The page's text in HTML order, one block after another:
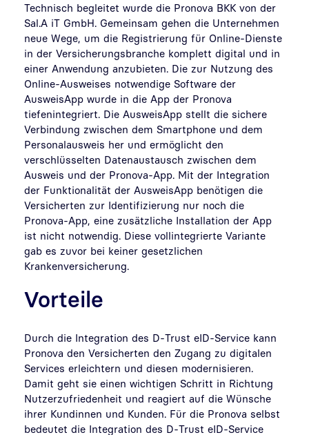
Technisch begleitet wurde die Pronova BKK von der
Sal.A iT GmbH. Gemeinsam gehen die Unternehmen
neue Wege, um die Registrierung für Online-Dienste
in der Versicherungsbranche komplett digital und in
einer Anwendung anzubieten. Die zur Nutzung des
Online-Ausweises notwendige Software der
AusweisApp wurde in die App der Pronova
tiefenintegriert. Die AusweisApp stellt die sichere
Verbindung zwischen dem Smartphone und dem
Personalausweis her und ermöglicht den
verschlüsselten Datenaustausch zwischen dem
Ausweis und der Pronova-App. Mit der Integration
der Funktionalität der AusweisApp benötigen die
Versicherten zur Identifizierung nur noch die
Pronova-App, eine zusätzliche Installation der App
ist nicht notwendig. Diese vollintegrierte Variante
gab es zuvor bei keiner gesetzlichen
Krankenversicherung.
Vorteile
Durch die Integration des D-Trust eID-Service kann
Pronova den Versicherten den Zugang zu digitalen
Services erleichtern und diesen modernisieren.
Damit geht sie einen wichtigen Schritt in Richtung
Nutzerzufriedenheit und reagiert auf die Wünsche
ihrer Kundinnen und Kunden. Für die Pronova selbst
bedeutet die Integration des D-Trust eID-Service